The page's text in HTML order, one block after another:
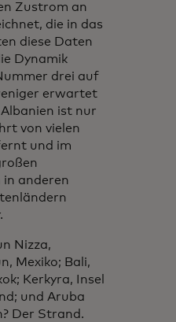
Zustrom an
die in das
diese Daten
Dynamik
drei auf
erwartet
ist nur
von vielen
und im
in anderen
Nizza,
Mexiko; Bali,
Kerkyra, Insel
und Aruba
Der Strand.